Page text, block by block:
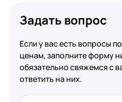
Задать вопрос
Если у вас есть вопросы
ценам, заполните форму
обязательно свяжемся с
ответить на них.